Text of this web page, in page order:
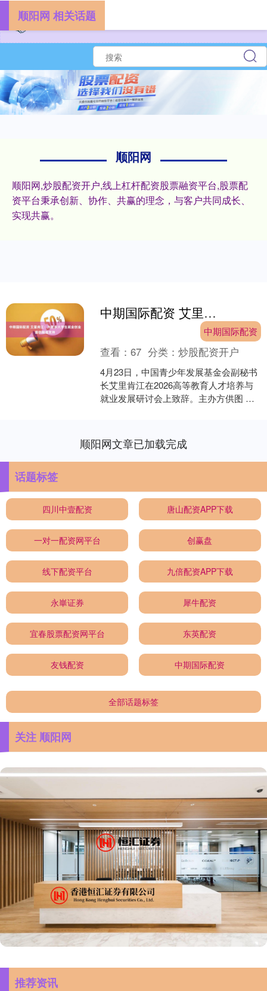
顺阳网
顺阳网,炒股配资开户,线上杠杆配资股票融资平台,股票配
资平台秉承创新、协作、共赢的理念，与客户共同成长、
实现共赢。
顺阳网 相关话题
中期国际配资 艾里肯江：为更多大学生就业创业提供精准支持
中期国际配资
查看：67 分类：炒股配资开户
4月23日，中国青少年发展基金会副秘书
长艾里肯江在2026高等教育人才培养与
就业发展研讨会上致辞。主办方供图 中
顺阳网文章已加载完成
话题标签
四川中壹配资 唐山配资APP下载
一对一配资网平台 创赢盘
线下配资平台 九倍配资APP下载
永崋证券 犀牛配资
宜春股票配资网平台 东英配资
友钱配资 中期国际配资
全部话题标签
关注 顺阳网
推荐资讯